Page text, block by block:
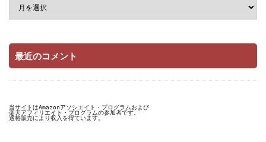
最近のコメント
当サイトはAmazonアソシエイト・プログラムおよび
楽天アフィリエイト・プログラムの参加者です。
適格販売により収入を得ています。